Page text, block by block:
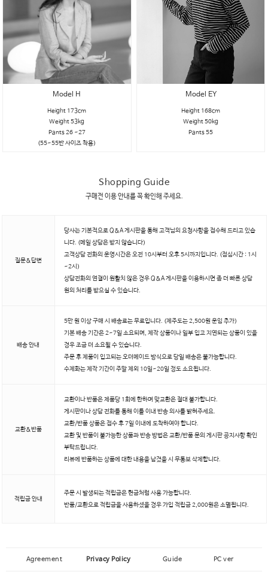
Model H
Height 173cm
Weight 53kg
Pants 26 ~27
(55~55반 사이즈 착용)
Model EY
Height 168cm
Weight 50kg
Pants 55
Shopping Guide
구매전 이용 안내를 꼭 확인해 주세요.
질문&답변
당사는 기본적으로 Q&A 게시판을 통해 고객님의 요청사항을 접수해 드리고 있습
니다. (메일 상담은 받지 않습니다)
고객상담 전화의 운영시간은 오전 10시부터 오후 5시까지입니다. (점심시간 : 1시
~2시)
상담전화의 연결이 원활치 않은 경우 Q&A 게시판을 이용하시면 좀 더 빠른 상담
원의 처리를 받으실 수 있습니다.
배송 안내
5만 원 이상 구매 시 배송료는 무료입니다. (제주도는 2,500원 운임 추가)
기본 배송 기간은 2~7일 소요되며, 제작 상품이나 일부 입고 지연되는 상품이 있을
경우 조금 더 소요될 수 있습니다.
주문 후 제품이 입고되는 오더메이드 방식으로 당일 배송은 불가능합니다.
수제화는 제작 기간이 주말 제외 10일~20일 정도 소요됩니다.
교환&반품
교환이나 반품은 제품당 1회에 한하며 맞교환은 절대 불가합니다.
게시판이나 상담 전화를 통해 이틀 이내 반송 의사를 밝혀주세요.
교환/반품 상품은 접수 후 7일 이내에 도착하여야 합니다.
교환 및 반품이 불가능한 상품과 반송 방법은 교환/반품 문의 게시판 공지사항 확인
부탁드립니다.
리뷰에 반품하는 상품에 대한 내용을 남겼을 시 무통보 삭제합니다.
적립금 안내
주문 시 발생되는 적립금은 현금처럼 사용 가능합니다.
반품/교환으로 적립금을 사용하셨을 경우 가입 적립금 2,000원은 소멸됩니다.
Agreement Privacy Policy Guide PC ver